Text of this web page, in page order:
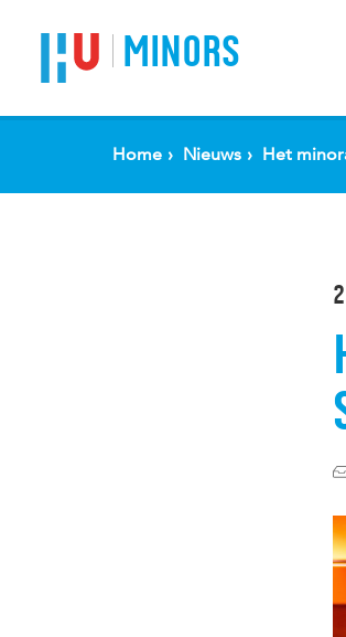
MINORS
Home Nieuws Het